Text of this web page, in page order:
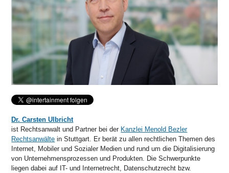
Dr. Carsten Ulbricht
ist Rechtsanwalt und Partner bei der Kanzlei Menold Bezler
Rechtsanwälte in Stuttgart. Er berät zu allen rechtlichen Themen des
Internet, Mobiler und Sozialer Medien und rund um die Digitalisierung
von Unternehmensprozessen und Produkten. Die Schwerpunkte
liegen dabei auf IT- und Internetrecht, Datenschutzrecht bzw.